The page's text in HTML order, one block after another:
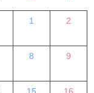
1 2
8 9